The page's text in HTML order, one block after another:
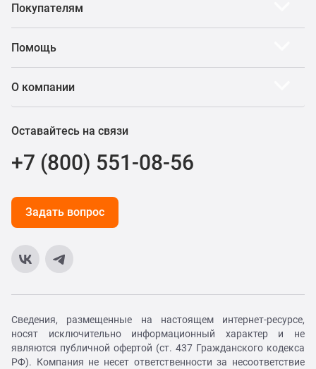
Покупателям
Помощь
О компании
Оставайтесь на связи
+7 (800) 551-08-56
Задать вопрос
Сведения, размещенные на настоящем интернет-ресурсе,
носят исключительно информационный характер и не
являются публичной офертой (ст. 437 Гражданского кодекса
РФ). Компания не несет ответственности за несоответствие